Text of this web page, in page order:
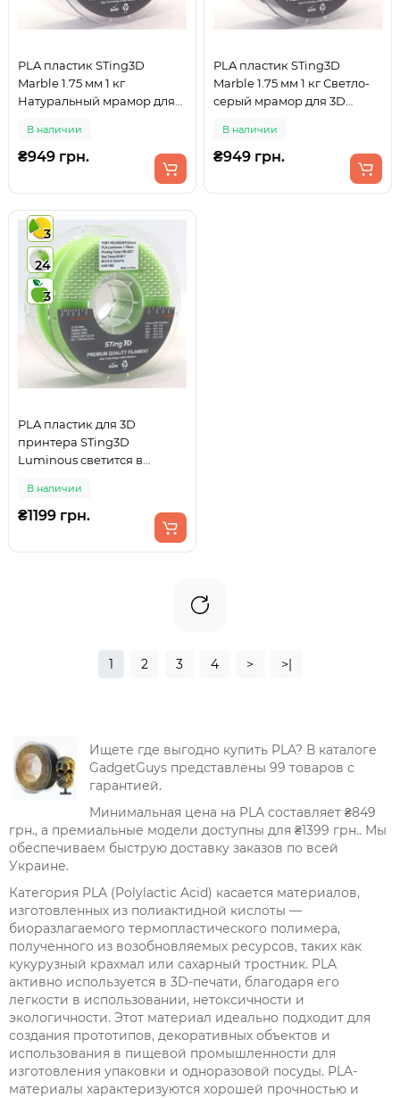
PLA пластик STing3D
Marble 1.75 мм 1 кг
Натуральный мрамор для
В наличии
₴949 грн.
PLA пластик STing3D
Marble 1.75 мм 1 кг Светло-
серый мрамор для 3D
В наличии
₴949 грн.
3
24
3
PLA пластик для 3D
принтера STing3D
Luminous светится в
Зеленый
В наличии
₴1199 грн.
1 2 3 4 > >|
Ищете где выгодно купить PLA? В каталоге
GadgetGuys представлены 99 товаров с
гарантией.
Минимальная цена на PLA составляет ₴849
грн., а премиальные модели доступны для ₴1399 грн.. Мы
обеспечиваем быструю доставку заказов по всей
Украине.
Категория PLA (Polylactic Acid) касается материалов,
изготовленных из полиактидной кислоты —
биоразлагаемого термопластического полимера,
полученного из возобновляемых ресурсов, таких как
кукурузный крахмал или сахарный тростник. PLA
активно используется в 3D-печати, благодаря его
легкости в использовании, нетоксичности и
экологичности. Этот материал идеально подходит для
создания прототипов, декоративных объектов и
использования в пищевой промышленности для
изготовления упаковки и одноразовой посуды. PLA-
материалы характеризуются хорошей прочностью и